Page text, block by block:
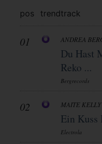
pos trendtrack
01 ANDREA
Du Hast
Reko ...
Bergrecords
02 MAITE KELLY
Ein Kuss
Electrola